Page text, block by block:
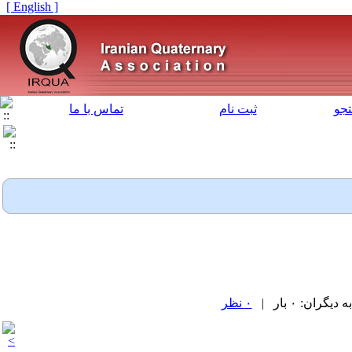
[ English ]
ثبت نام تماس با ما
۰ نظر